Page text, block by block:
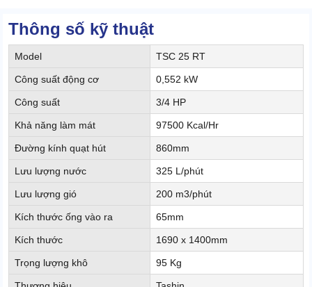
Thông số kỹ thuật
Model TSC 25 RT
Công suất động cơ 0,552 kW
Công suất 3/4 HP
Khả năng làm mát 97500 Kcal/Hr
Đường kính quạt hút 860mm
Lưu lượng nước 325 L/phút
Lưu lượng gió 200 m3/phút
Kích thước ống vào ra 65mm
Kích thước 1690 x 1400mm
Trọng lượng khô 95 Kg